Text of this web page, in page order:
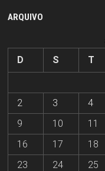
ARQUIVO
D
S T
2
3 4
9
10 11
16
17 18
23
24 25